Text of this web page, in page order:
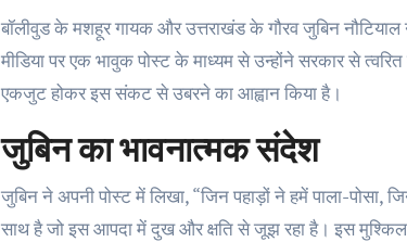
बॉलीवुड के मशहूर गायक और उत्तराखंड के गौरव जुबिन नौटियाल ने राज्य में आई भीषण प्राकृतिक आपदा पर गहरा दुख व्यक्त किया है। सोशल
मीडिया पर एक भावुक पोस्ट के माध्यम से उन्होंने सरकार से
एकजुट होकर इस संकट से उबरने का आह्वान किया है।
जुबिन का भावनात्मक संदेश
जुबिन ने अपनी पोस्ट में लिखा, “जिन पहाड़ों ने हमें पाला-पोसा,
साथ है जो इस आपदा में दुख और क्षति से जूझ रहा है। इस मुश्किल